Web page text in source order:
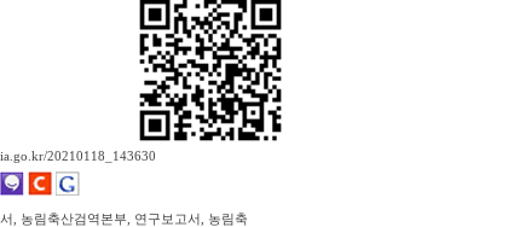
20210118_143630
, 농림축산검역본부, 연구보고서, 농림축